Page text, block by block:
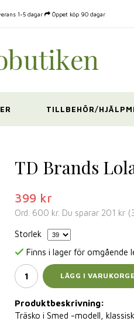
1-5 dagar Öppet köp 90 dagar
TILLBEHÖR/
TD Brands
399 kr
Ord. 600 kr. Du sparar 201 kr (
Storlek
Finns i lager för omgående
LÄGG I
Produktbeskrivning:
Träsko i Smed -modell,